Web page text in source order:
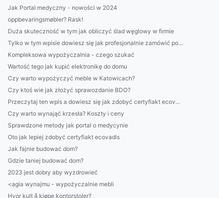
Jak Portal medyczny - nowości w 2024
oppbevaringsmøbler? Rask!
Duża skuteczność w tym jak obliczyć ślad węglowy w firmie
Tylko w tym wpisie dowiesz się jak profesjonalnie zamówić po...
Kompleksowa wypożyczalnia - czego szukać
Wartość tego jak kupić elektronikę do domu
Czy warto wypożyczyć meble w Katowicach?
Czy ktoś wie jak złożyć sprawozdanie BDO?
Przeczytaj ten wpis a dowiesz się jak zdobyć certyfiakt ecov...
Czy warto wynająć krzesła? Koszty i ceny
Sprawdzone metody jak portal o medycynie
Oto jak lepiej zdobyć certyfiakt ecovadis
Jak fajnie budować dom?
Gdzie taniej budować dom?
2023 jest dobry aby wyzdrowieć
<agia wynajmu - wypożyczalnie mebli
Hvor kult å kjøpe kontorstoler?